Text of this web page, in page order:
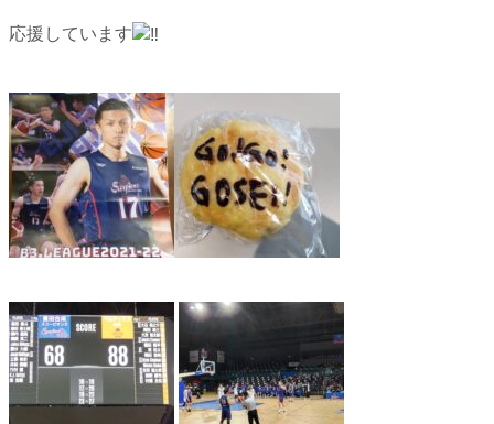
応援しています